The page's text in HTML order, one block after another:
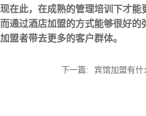
此，在成熟的管理培训下才能
通过酒店加盟的方式能够很好
盟者带去更多的客户群体。
下一篇: 宾馆加盟有什